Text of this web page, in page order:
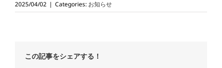
2025/04/02 | Categories: お知らせ
この記事をシェアする！